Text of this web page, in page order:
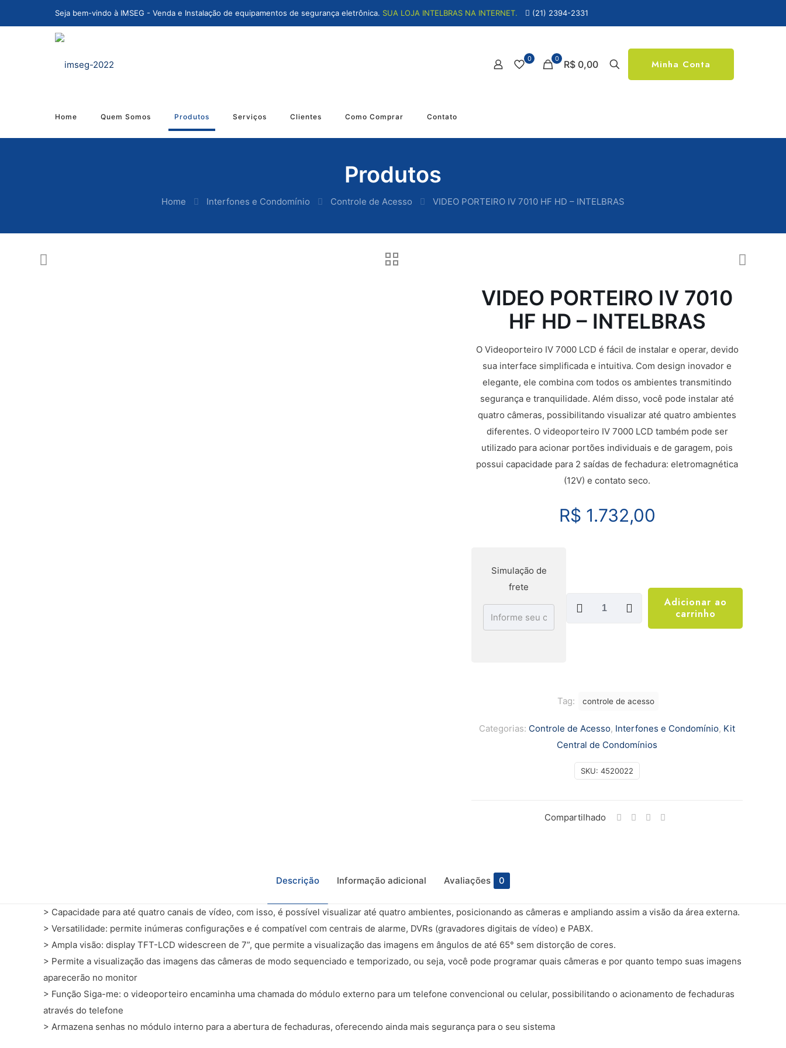
Seja bem-vindo à IMSEG - Venda e Instalação de equipamentos de segurança eletrônica. SUA LOJA INTELBRAS NA INTERNET. (21) 2394-2331
0 0 R$ 0,00 Minha Conta
Home Quem Somos Produtos Serviços Clientes Como Comprar Contato
Produtos
Home Interfones e Condomínio Controle de Acesso VIDEO PORTEIRO IV 7010 HF HD – INTELBRAS
VIDEO PORTEIRO IV 7010
HF HD – INTELBRAS
O Videoporteiro IV 7000 LCD é fácil de instalar e operar, devido
sua interface simplificada e intuitiva. Com design inovador e
elegante, ele combina com todos os ambientes transmitindo
segurança e tranquilidade. Além disso, você pode instalar até
quatro câmeras, possibilitando visualizar até quatro ambientes
diferentes. O videoporteiro IV 7000 LCD também pode ser
utilizado para acionar portões individuais e de garagem, pois
possui capacidade para 2 saídas de fechadura: eletromagnética
(12V) e contato seco.
R$ 1.732,00
Simulação de
frete
-
quantidade
Adicionar ao
carrinho
SKU: 4520022
Categorias: Controle de Acesso, Interfones e Condomínio, Kit
Central de Condomínios
Tag: controle de acesso
Compartilhado
Descrição Informação adicional Avaliações 0
> Capacidade para até quatro canais de vídeo, com isso, é possível visualizar até quatro ambientes, posicionando as câmeras e ampliando assim a visão da área externa.
> Versatilidade: permite inúmeras configurações e é compatível com centrais de alarme, DVRs (gravadores digitais de vídeo) e PABX.
> Ampla visão: display TFT-LCD widescreen de 7”, que permite a visualização das imagens em ângulos de até 65° sem distorção de cores.
> Permite a visualização das imagens das câmeras de modo sequenciado e temporizado, ou seja, você pode programar quais câmeras e por quanto tempo suas imagens
aparecerão no monitor
> Função Siga-me: o videoporteiro encaminha uma chamada do módulo externo para um telefone convencional ou celular, possibilitando o acionamento de fechaduras
através do telefone
> Armazena senhas no módulo interno para a abertura de fechaduras, oferecendo ainda mais segurança para o seu sistema
Entre em Contato
(21) 2394-2331
(21) 96429-4713
(21) 96498-5135
comercial@imseg.com.br
Informações
Quem Somos
Endereço
Av. Maria Teresa, n° 260
Bloco 3, Sala 419
Rio de Janeiro – RJ
Formas de Pagamento
Cartões de Crédito